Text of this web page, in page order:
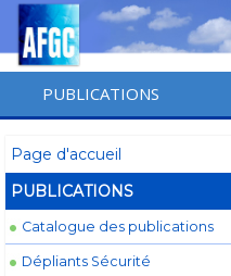
PUBLICATIONS
Page d'accueil
PUBLICATIONS
Catalogue des publications
Dépliants Sécurité